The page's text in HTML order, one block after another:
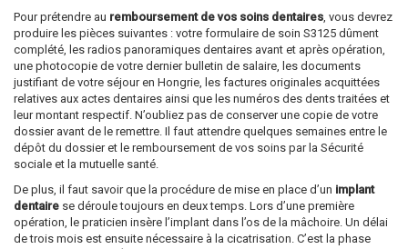
Pour prétendre au remboursement de vos soins dentaires, vous devrez
produire les pièces suivantes : votre formulaire de soin S3125 dûment
complété, les radios panoramiques dentaires avant et après opération,
une photocopie de votre dernier bulletin de salaire, les documents
justifiant de votre séjour en Hongrie, les factures originales acquittées
relatives aux actes dentaires ainsi que les numéros des dents traitées et
leur montant respectif. N’oubliez pas de conserver une copie de votre
dossier avant de le remettre. Il faut attendre quelques semaines entre le
dépôt du dossier et le remboursement de vos soins par la Sécurité
sociale et la mutuelle santé.
De plus, il faut savoir que la procédure de mise en place d’un implant
dentaire se déroule toujours en deux temps. Lors d’une première
opération, le praticien insère l’implant dans l’os de la mâchoire. Un délai
de trois mois est ensuite nécessaire à la cicatrisation. C’est la phase